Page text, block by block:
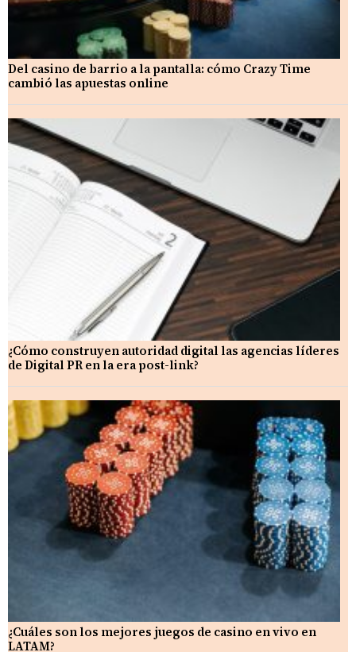
Del casino de barrio a la pantalla: cómo Crazy Time
cambió las apuestas online
¿Cómo construyen autoridad digital las agencias líderes
de Digital PR en la era post-link?
¿Cuáles son los mejores juegos de casino en vivo en
LATAM?